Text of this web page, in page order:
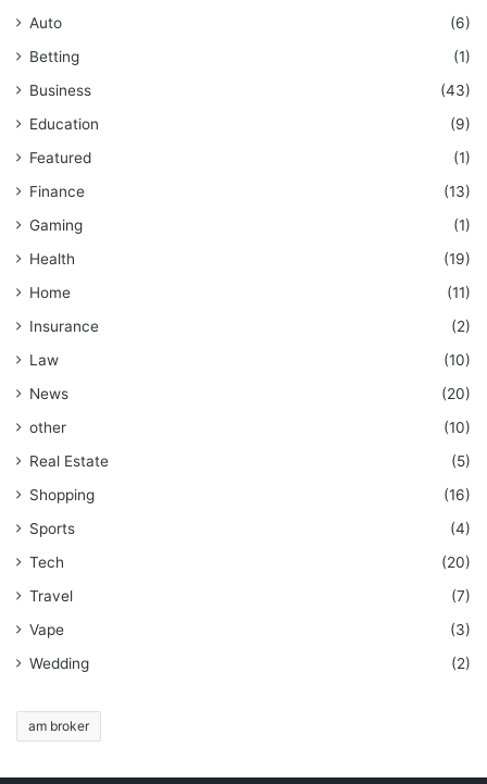
Auto
(6)
Betting
(1)
Business
(43)
Education
(9)
Featured
(1)
Finance
(13)
Gaming
(1)
Health
(19)
Home
(11)
Insurance
(2)
Law
(10)
News
(20)
other
(10)
Real Estate
(5)
Shopping
(16)
Sports
(4)
Tech
(20)
Travel
(7)
Vape
(3)
Wedding
(2)
am broker